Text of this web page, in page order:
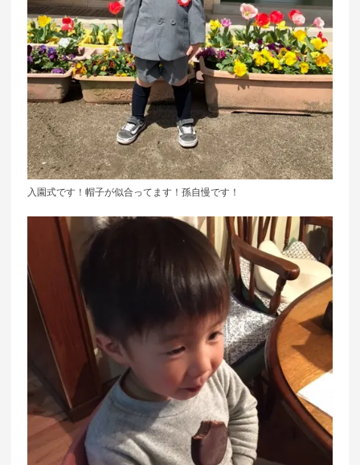
入園式です！帽子が似合ってます！孫自慢です！